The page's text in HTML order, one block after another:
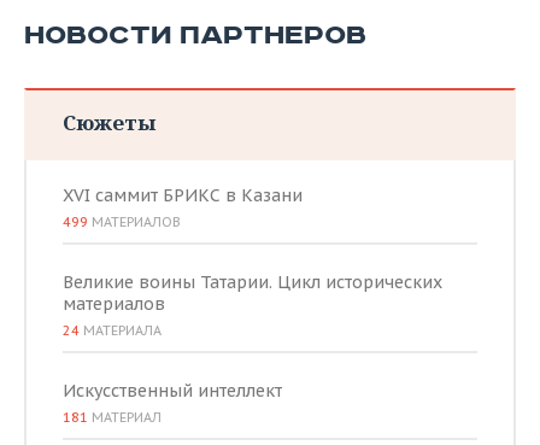
НОВОСТИ ПАРТНЕРОВ
Сюжеты
XVI саммит БРИКС в Казани
499 МАТЕРИАЛОВ
Великие воины Татарии. Цикл исторических
материалов
24 МАТЕРИАЛА
Искусственный интеллект
181 МАТЕРИАЛ